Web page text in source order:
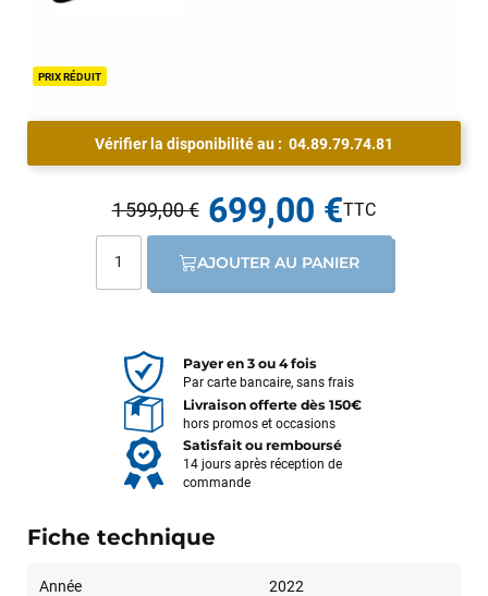
PRIX RÉDUIT
Vérifier la disponibilité au : 04.89.79.74.81
1 599,00 € 699,00 €
AJOUTER AU PANIER
Payer en 3 ou 4 fois
Par carte bancaire, sans frais
Livraison offerte dès 150€
hors promos et occasions
Satisfait ou remboursé
14 jours après réception de
commande
Fiche technique
Année 2022